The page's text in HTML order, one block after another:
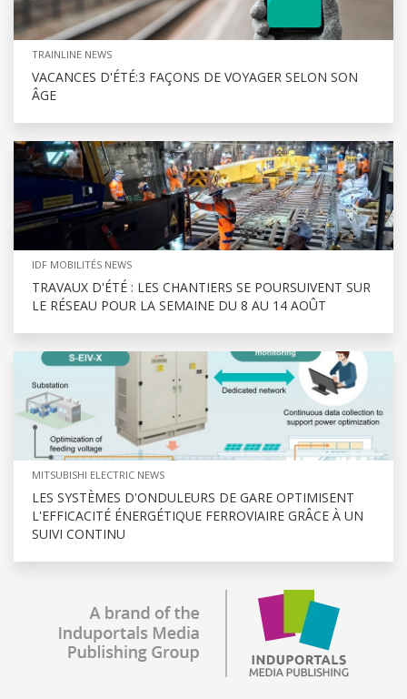
TRAINLINE NEWS
VACANCES D'ÉTÉ:3 FAÇONS DE VOYAGER SELON SON
ÂGE
IDF MOBILITÉS NEWS
TRAVAUX D'ÉTÉ : LES CHANTIERS SE POURSUIVENT SUR
LE RÉSEAU POUR LA SEMAINE DU 8 AU 14 AOÛT
MITSUBISHI ELECTRIC NEWS
LES SYSTÈMES D'ONDULEURS DE GARE OPTIMISENT
L'EFFICACITÉ ÉNERGÉTIQUE FERROVIAIRE GRÂCE À UN
SUIVI CONTINU